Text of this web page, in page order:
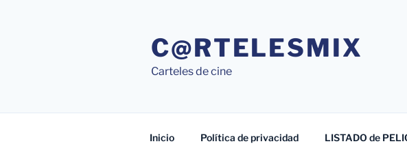
C@RTELESMIX
Carteles de cine
Inicio Política de privacidad LISTADO de